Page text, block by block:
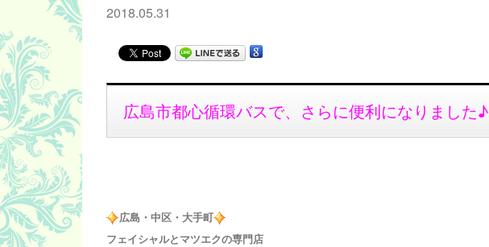
2018.05.31
広島市都心循環バスで、さらに便利になりました♪
広島・中区・大手町
フェイシャルとマツエクの専門店